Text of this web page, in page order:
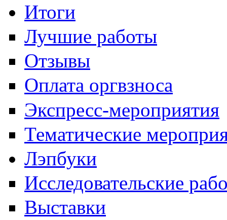
Итоги
Лучшие работы
Отзывы
Оплата оргвзноса
Экспресс-мероприятия
Тематические
Лэпбуки
Исследовательские
Выставки